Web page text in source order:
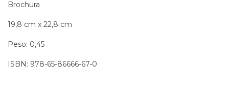
Brochura
19,8 cm x 22,8 cm
Peso: 0,45
ISBN: 978-65-86666-67-0